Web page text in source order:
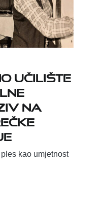
učilište
na
kao umjetnost